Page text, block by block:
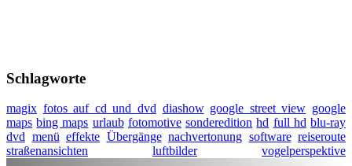
Schlagworte
magix fotos auf cd und dvd diashow google street view google
maps bing maps urlaub fotomotive sonderedition hd full hd blu-ray
dvd menü effekte Übergänge nachvertonung software reiseroute
straßenansichten
luftbilder vogelperspektive